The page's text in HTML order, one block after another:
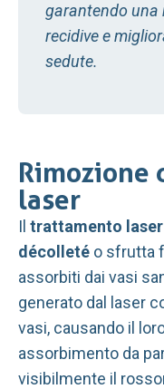
garantendo una
recidive e
sedute.
Rimozione
laser
Il trattamento
décolleté o sfrutta
assorbiti dai vasi
generato dal laser
vasi, causando il
assorbimento da
visibilmente il